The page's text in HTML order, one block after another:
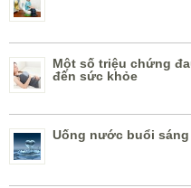
Một số triệu chứng
đến sức khỏe
Uống nước buổi